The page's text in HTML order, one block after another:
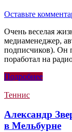
Оставьте
Очень веселая
медиаменеджер,
подписчиков). Он
поработал на
Подробнее
Теннис
Александр
в Мельбурне